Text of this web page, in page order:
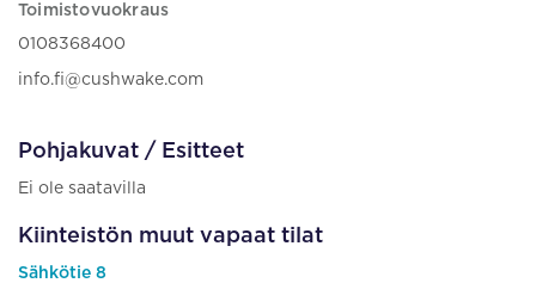
Toimistovuokraus
0108368400
info.fi@cushwake.com
Pohjakuvat / Esitteet
Ei ole saatavilla
Kiinteistön muut vapaat tilat
Sähkötie 8